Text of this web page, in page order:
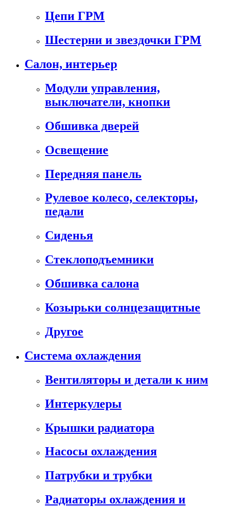
Цепи ГРМ
Шестерни и звездочки ГРМ
Салон, интерьер
Модули управления,
выключатели, кнопки
Обшивка дверей
Освещение
Передняя панель
Рулевое колесо, селекторы,
педали
Сиденья
Стеклоподъемники
Обшивка салона
Козырьки солнцезащитные
Другое
Система охлаждения
Вентиляторы и детали к ним
Интеркулеры
Крышки радиатора
Насосы охлаждения
Патрубки и трубки
Радиаторы охлаждения и